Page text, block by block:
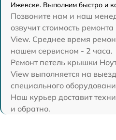
Ижевске. Выполним быстро и
Позвоните нам и наш
озвучит стоимость
View. Среднее время
нашем сервисном - 2 часа.
Ремонт петель крышки
View выполняется на
специального
Наш курьер доставит
и обратно.